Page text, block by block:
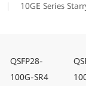
10GE Series
QSFP28-
100G-SR4